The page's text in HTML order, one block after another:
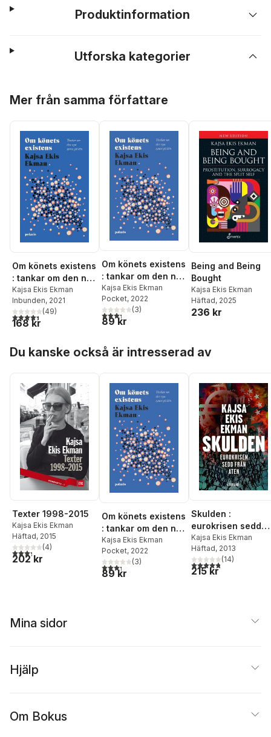
Produktinformation
Utforska kategorier
Mer från samma författare
Om könets existens
: tankar om den nya
synen på kön
Kajsa Ekis Ekman
Inbunden, 2021
4,4utav 5 stjärnor. Totalt antal röster:
(49)
168 kr
Om könets existens
: tankar om den nya
synen på kön
Kajsa Ekis Ekman
Pocket, 2022
3,3utav 5 stjärnor. Totalt antal röster:
(3)
89 kr
Being and Being
Bought
Kajsa Ekis Ekman
Häftad, 2025
236 kr
Du kanske också är intresserad av
Texter 1998-2015
Kajsa Ekis Ekman
Häftad, 2015
3,3utav 5 stjärnor. Totalt antal röster:
(4)
202 kr
Om könets existens
: tankar om den nya
synen på kön
Kajsa Ekis Ekman
Pocket, 2022
3,3utav 5 stjärnor. Totalt antal röster:
(3)
89 kr
Skulden :
eurokrisen sedd
från Aten
Kajsa Ekis Ekman
Häftad, 2013
4,8utav 5 stjärnor.
(14)
215 kr
Mina sidor
Hjälp
Om Bokus